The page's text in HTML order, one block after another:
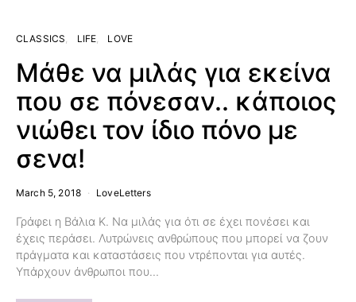
CLASSICS LIFE LOVE
Μάθε να μιλάς για εκείνα
που σε πόνεσαν.. κάποιος
νιώθει τον ίδιο πόνο με
σενα!
March 5, 2018 LoveLetters
Γράφει η Βάλια Κ. Να μιλάς για ότι σε έχει πονέσει και
έχεις περάσει. Λυτρώνεις ανθρώπους που μπορεί να ζουν
πράγματα και καταστάσεις που ντρέπονται για αυτές.
Υπάρχουν άνθρωποι που…